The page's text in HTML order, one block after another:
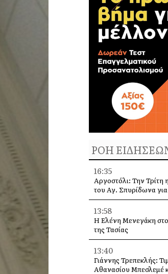
ΡΟΗ
16:35
Αργοστόλι: Την Τρίτη
του Αγ. Σπυρίδωνα
13:58
Η Ελένη Μενεγάκη στο
της Τασίας
13:40
Γιάννης Τρεπεκλής:
Αθανασίου Μπεσλεμέ